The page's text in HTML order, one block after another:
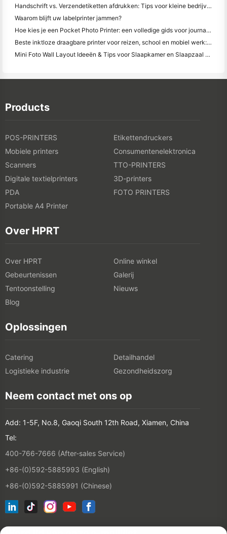
Handschrift vs. Verzendetiketten afdrukken: Tips voor kleine bedrijven in 2026
Waarom blijft uw labelprinter jammen?
Hoe kies je een Pocket Photo Printer: een volledige gids voor journaling, reizen en iPhone-gebruikers
Beste inktloze draagbare printer voor reizen, school en mobiel werk: Hanin MT620 Pro Review
Mini Foto Wall Layout Ideeën & Tips voor Slaapkamer en Slaapzaal Decoratie
Products
POS-PRINTERS
Etikettendruckers
Mobiele printers
Consumentenelektronica
Scanners
TTO-PRINTERS
Digitale textielprinters
3D-printers
PDA
FOTO PRINTERS
Portable A4 Printer
Over HPRT
Over HPRT
Online winkel
Gebeurtenissen
Galerij
Tentoonstelling
Nieuws
Blog
Oplossingen
Catering
Detailhandel
Logistieke industrie
Gezondheidszorg
Neem contact met ons op
Add: 1-5F, No.8, Gaoqi South 12th Road, Xiamen, China
Tel:
400-766-7666 (After-sales Service)
+86-(0)592-5885993 (English)
+86-(0)592-5885991 (Chinese)